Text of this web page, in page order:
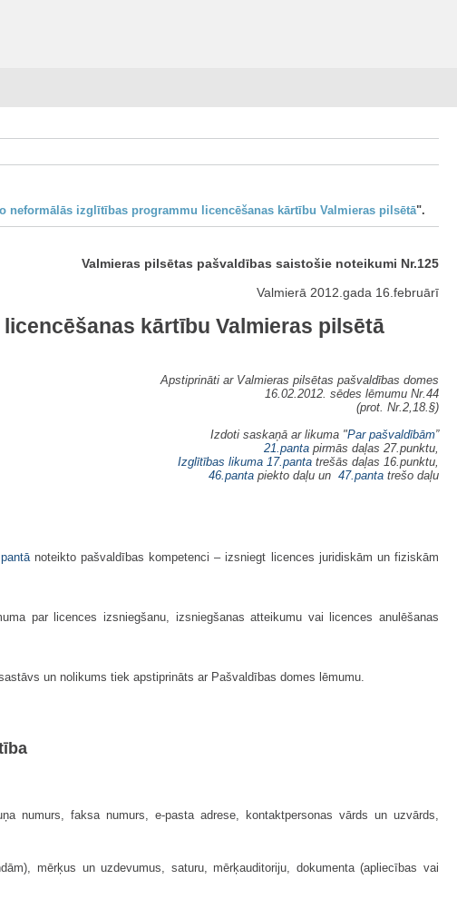
neformālās izglītības programmu licencēšanas kārtību Valmieras pilsētā".
Valmieras pilsētas pašvaldības saistošie noteikumi Nr.125
Valmierā 2012.gada 16.februārī
kārtību Valmieras pilsētā
Apstiprināti ar Valmieras pilsētas pašvaldības domes
16.02.2012. sēdes lēmumu Nr.44
(prot. Nr.2,18.§)
Izdoti saskaņā ar likuma "Par pašvaldībām”
21.panta pirmās daļas 27.punktu,
Izglītības likuma 17.panta trešās daļas 16.punktu,
46.panta piekto daļu un 47.panta trešo daļu
noteikto pašvaldības kompetenci – izsniegt licences juridiskām un fiziskām
par licences izsniegšanu, izsniegšanas atteikumu vai licences anulēšanas
un nolikums tiek apstiprināts ar Pašvaldības domes lēmumu.
numurs, faksa numurs, e-pasta adrese, kontaktpersonas vārds un uzvārds,
mērķus un uzdevumus, saturu, mērķauditoriju, dokumenta (apliecības vai